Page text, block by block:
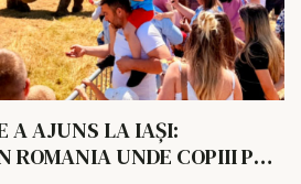
A AJUNS LA IAȘI:
ROMANIA UNDE COPIII POT